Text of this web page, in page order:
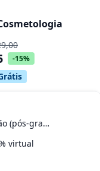
-15%
Especialização (pós-graduação)
virtual